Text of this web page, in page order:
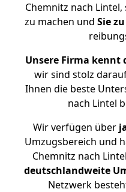
Chemnitz nach
zu machen und Sie
Unsere Firma kennt
wir sind stolz
Ihnen die beste
nach Lintel
Wir verfügen über
Umzugsbereich und
Chemnitz nach
deutschlandweite
Netzwerk